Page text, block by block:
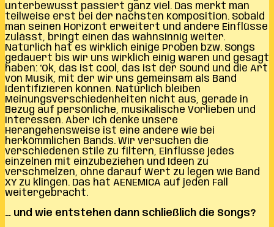
unterbewusst passiert ganz viel. Das merkt man
teilweise erst bei der nächsten Komposition. Sobald
man seinen Horizont erweitert und andere Einflüsse
zulässt, bringt einen das wahnsinnig weiter.
Natürlich hat es wirklich einige Proben bzw. Songs
gedauert bis wir uns wirklich einig waren und gesagt
haben: ‘Ok, das ist cool, das ist der Sound und die Art
von Musik, mit der wir uns gemeinsam als Band
identifizieren können. Natürlich bleiben
Meinungsverschiedenheiten nicht aus, gerade in
Bezug auf persönliche, musikalische Vorlieben und
Interessen. Aber ich denke unsere
Herangehensweise ist eine andere wie bei
herkömmlichen Bands. Wir versuchen die
verschiedenen Stile zu filtern, Einflüsse jedes
einzelnen mit einzubeziehen und Ideen zu
verschmelzen, ohne darauf Wert zu legen wie Band
XY zu klingen. Das hat AENEMICA auf jeden Fall
weitergebracht.
… und wie entstehen dann schließlich die Songs?